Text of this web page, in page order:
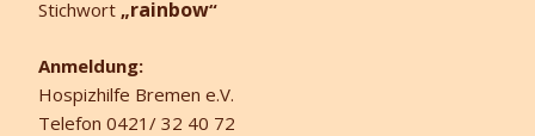
Stichwort „rainbow“
Anmeldung:
Hospizhilfe Bremen e.V.
Telefon 0421/ 32 40 72